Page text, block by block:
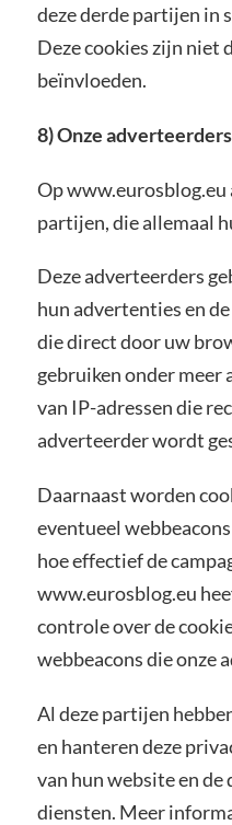
deze derde partijen in
Deze cookies zijn niet
beïnvloeden.
8)Onze adverteerders
Op
partijen, die allemaal
Deze adverteerders
hun advertenties en
die direct door uw
gebruiken onder meer
van IP-adressen die
adverteerder wordt
Daarnaast worden
eventueel
hoe effectief de
www.eurosblog.eu
controle over de
webbeacons die onze
Al deze partijen
en hanteren deze
van hun website en de
diensten. Meer